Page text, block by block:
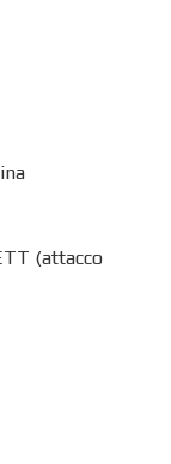
(attacco